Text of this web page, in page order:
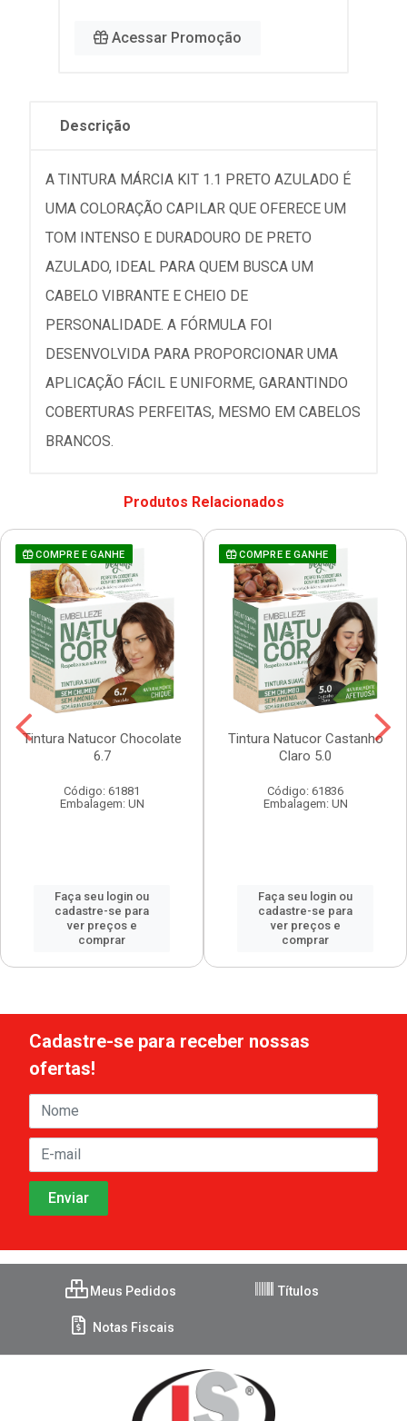
Acessar Promoção
Descrição
A TINTURA MÁRCIA KIT 1.1 PRETO AZULADO É
UMA COLORAÇÃO CAPILAR QUE OFERECE UM
TOM INTENSO E DURADOURO DE PRETO
AZULADO, IDEAL PARA QUEM BUSCA UM
CABELO VIBRANTE E CHEIO DE
PERSONALIDADE. A FÓRMULA FOI
DESENVOLVIDA PARA PROPORCIONAR UMA
APLICAÇÃO FÁCIL E UNIFORME, GARANTINDO
COBERTURAS PERFEITAS, MESMO EM CABELOS
BRANCOS.
Produtos Relacionados
COMPRE E GANHE
Tintura Natucor Chocolate
6.7
Código: 61881
Embalagem: UN
Faça seu login ou
cadastre-se para
ver preços e
comprar
COMPRE E GANHE
Tintura Natucor Castanho
Claro 5.0
Código: 61836
Embalagem: UN
Faça seu login ou
cadastre-se para
ver preços e
comprar
Cadastre-se para receber nossas
ofertas!
Meus Pedidos Títulos
Notas Fiscais